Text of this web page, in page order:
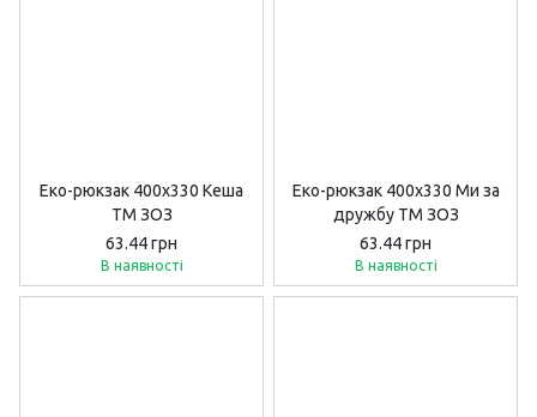
Еко-рюкзак 400х330 Кеша
ТМ ЗОЗ
63.44 грн
В наявності
Еко-рюкзак 400х330 Ми за
дружбу ТМ ЗОЗ
63.44 грн
В наявності